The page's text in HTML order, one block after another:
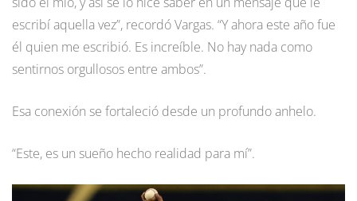
escribí aquella vez”, recordó Vargas. “Y ahora este año fue
él quien me escribió. Es increíble. No hay nada como
sentirnos orgullosos entre ambos”.
Esa conexión se fortaleció desde un profundo anhelo.
“Este, es un sueño hecho realidad para mí”.